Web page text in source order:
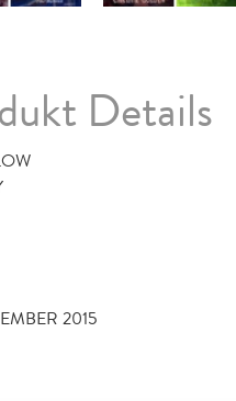
Details
2015